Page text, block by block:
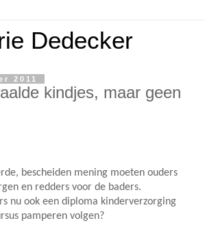
Dedecker
2011
kindjes, maar geen
bescheiden mening moeten ouders
en redders voor de baders.
nu ook een diploma kinderverzorging
pamperen volgen?